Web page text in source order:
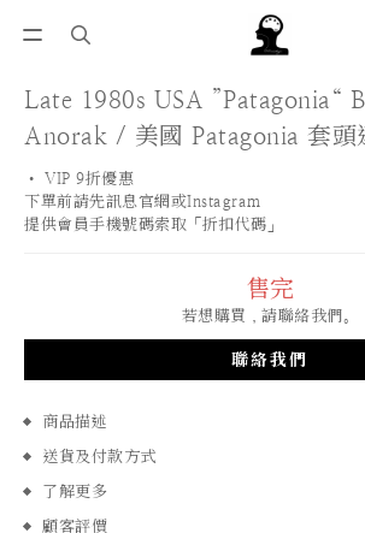
Late 1980s USA ”Patagonia“
Anorak / 美國 Patagonia 套頭
• VIP 9折優惠
下單前請先訊息官網或Instagram
提供會員手機號碼索取「折扣代碼」
售完
若想購買，請聯絡我們。
聯絡我們
商品描述
送貨及付款方式
了解更多
顧客評價